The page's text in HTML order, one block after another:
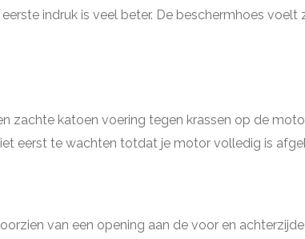
eerste indruk is veel beter. De beschermhoes
zachte katoen voering tegen krassen op de
eerst te wachten totdat je motor volledig is
van een opening aan de voor en